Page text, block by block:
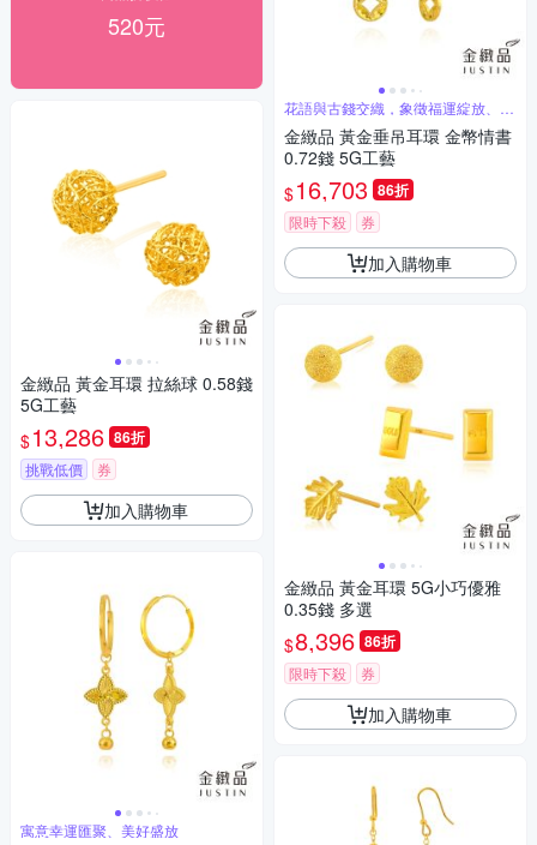
520元
金緻品 黃金耳環 拉絲球 0.58錢
5G工藝
$13,286 86折
挑戰低價 券
加入購物車
寓意幸運匯聚、美好盛放
花語與古錢交織，象徵福運綻放、財
氣圓滿
金緻品 黃金垂吊耳環 金幣情書
0.72錢 5G工藝
$16,703 86折
限時下殺 券
加入購物車
金緻品 黃金耳環 5G小巧優雅
0.35錢 多選
$8,396 86折
限時下殺 券
加入購物車